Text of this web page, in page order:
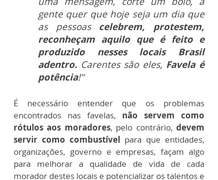
gente quer que hoje seja um dia que
as pessoas celebrem, protestem,
reconheçam aquilo que é feito e
produzido nesses locais Brasil
adentro. Carentes são eles, Favela é
potência!”
É necessário entender que os problemas
encontrados nas favelas, não servem como
rótulos aos moradores, pelo contrário,devem
servir como combustível para que entidades,
organizações, governo e empresas, façam algo
para melhorar a qualidade de vida de cada
morador destes locais e potencializar os talentos e